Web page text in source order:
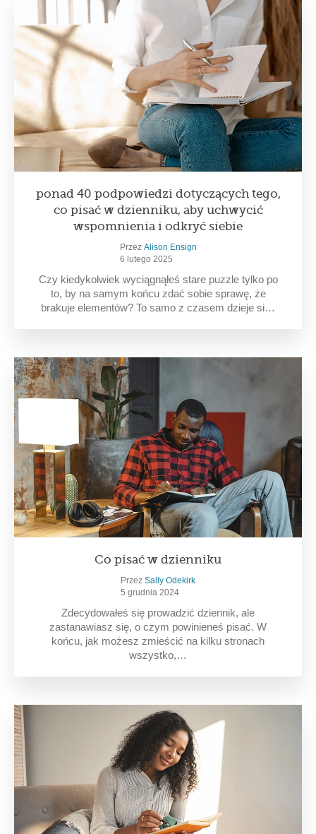
ponad 40 podpowiedzi dotyczących tego,
co pisać w dzienniku, aby uchwycić
wspomnienia i odkryć siebie
Przez Alison Ensign
6 lutego 2025
Czy kiedykolwiek wyciągnąłeś stare puzzle tylko po
to, by na samym końcu zdać sobie sprawę, że
brakuje elementów? To samo z czasem dzieje si…
Co pisać w dzienniku
Przez Sally Odekirk
5 grudnia 2024
Zdecydowałeś się prowadzić dziennik, ale
zastanawiasz się, o czym powinieneś pisać. W
końcu, jak możesz zmieścić na kilku stronach
wszystko,…